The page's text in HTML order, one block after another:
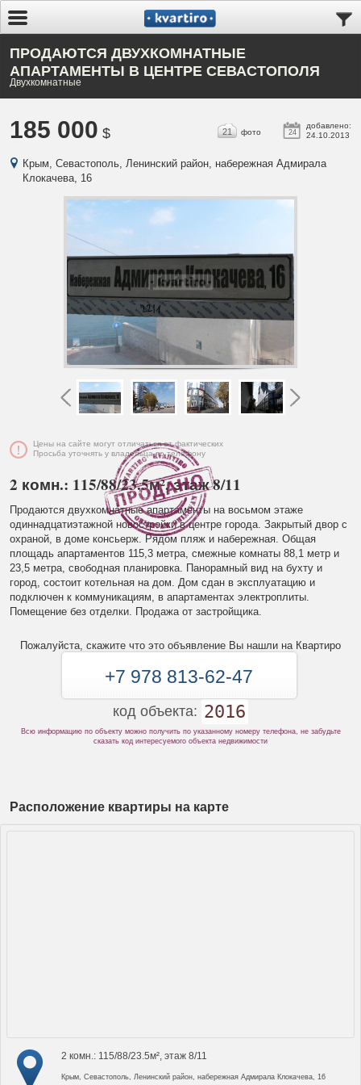
ПРОДАЮТСЯ ДВУХКОМНАТНЫЕ
АПАРТАМЕНТЫ В ЦЕНТРЕ СЕВАСТОПОЛЯ
Двухкомнатные
185 000 $ 24
добавлено:
24.10.2013
21 фото
Крым, Севастополь, Ленинский район, набережная Адмирала
Клокачева, 16
Цены на сайте могут отличаться от фактических
Просьба уточнять у владельца по телефону
2 комн.: 115/88/23.5м², этаж 8/11
Продаются двухкомнатные апартаменты на восьмом этаже
одиннадцатиэтажной новостройки в центре города. Закрытый двор с
охраной, в доме консьерж. Рядом пляж и набережная. Общая
площадь апартаментов 115,3 метра, смежные комнаты 88,1 метр и
23,5 метра, свободная планировка. Панорамный вид на бухту и
город, состоит котельная на дом. Дом сдан в эксплуатацию и
подключен к коммуникациям, в апартаментах электроплиты.
Помещение без отделки. Продажа от застройщика.
Пожалуйста, скажите что это объявление Вы нашли на Квартиро
+7 978 813-62-47
код объекта: 2016
Всю информацию по объекту можно получить по указанному номеру телефона, не забудьте
сказать код интересуемого объекта недвижимости
Расположение квартиры на карте
2 комн.: 115/88/23.5м², этаж 8/11
Крым, Севастополь, Ленинский район, набережная Адмирала Клокачева, 16